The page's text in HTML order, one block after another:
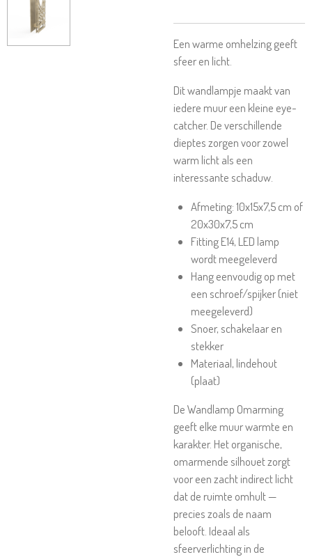
Een warme omhelzing geeft
sfeer en licht.
Dit wandlampje maakt van
iedere muur een kleine eye-
catcher. De verschillende
dieptes zorgen voor zowel
warm licht als een
interessante schaduw.
Afmeting: 10x15x7,5 cm of
20x30x7,5 cm
Fitting E14, LED lamp
wordt meegeleverd
Hang eenvoudig op met
een schroef/spijker (niet
meegeleverd)
Snoer, schakelaar en
stekker
Materiaal, lindehout
(plaat)
De Wandlamp Omarming
geeft elke muur warmte en
karakter. Het organische,
omarmende silhouet zorgt
voor een zacht indirect licht
dat de ruimte omhult —
precies zoals de naam
belooft. Ideaal als
sfeerverlichting in de